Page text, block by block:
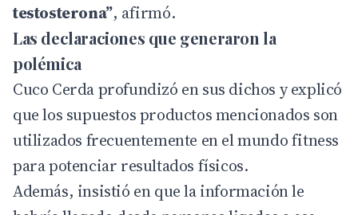
testosterona”, afirmó.
Las declaraciones que generaron la
polémica
Cuco Cerda profundizó en sus dichos y explicó
que los supuestos productos mencionados son
utilizados frecuentemente en el mundo fitness
para potenciar resultados físicos.
Además, insistió en que la información le